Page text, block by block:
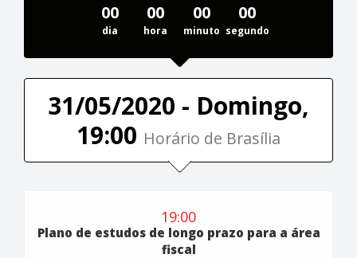
00
dia
00
hora
00
minuto
00
segundo
31/05/2020 - Domingo,
19:00 Horário de Brasília
19:00
Plano de estudos de longo prazo para a área
fiscal